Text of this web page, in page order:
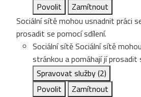
Povolit
Zamítnout
Sociální sítě mohou usnadnit práci
prosadit se pomocí sdílení.
Sociální sítěSociální sítě
stránkou a pomáhají jí prosadit
Spravovat služby(2)
Povolit
Zamítnout